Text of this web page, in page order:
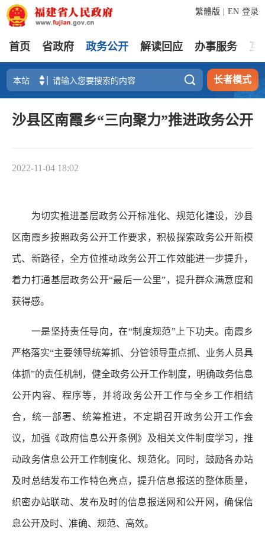
登录
繁體版 EN
首页 省政府 政务公开 解读回应 办事服务 互
 长者模式
沙县区南霞乡“三向聚力”推进政务公开
2022-11-04 18:02
为切实推进基层政务公开标准化、规范化建设，沙县
区南霞乡按照政务公开工作要求，积极探索政务公开新模
式、新路径，全方位推动政务公开工作效能进一步提升，
着力打通基层政务公开“最后一公里”，提升群众满意度和
获得感。
一是坚持责任导向，在“制度规范”上下功夫。南霞乡
严格落实“主要领导统筹抓、分管领导重点抓、业务人员具
体抓”的责任机制，健全政务公开工作制度，明确政务信息
公开内容、程序等，并将政务公开工作与全乡工作相结
合，统一部署、统筹推进，不定期召开政务公开工作会
议，加强《政府信息公开条例》及相关文件制度学习，推
动政务信息公开工作制度化、规范化。同时，鼓励各办站
及时总结发布工作特色亮点，提升信息报送的整体质量，
织密办站联动、发布及时的信息报送网和公开网，确保信
息公开及时、准确、规范、高效。